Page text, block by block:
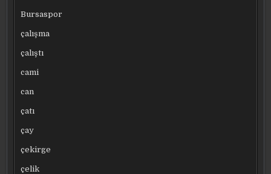
Bursaspor
çalışma
çalıştı
cami
can
çatı
çay
çekirge
çelik